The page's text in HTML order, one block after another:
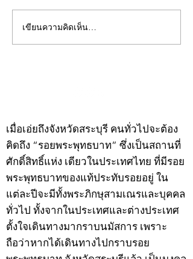
คอลัมน์"จับชีพจรวงการ
พระ"ประจำพุธที่ 29
เขียนความคิดเห็น…
เมื่อเอ่ยถึงจังหวัดสระบุรี คนทั่วไปจะต้อง
คิดถึง “รอยพระพุทธบาท” ซึ่งเป็นสถานที่
ศักดิ์สิทธิ์แห่ง เดียวในประเทศไทย ที่มีรอย
พระพุทธบาทของแท้ประทับรอยอยู่ ใน
แต่ละปีจะมีทั้งพระภิกษุสามเณรและบุคคล
ทั่วไป ทั้งจากในประเทศและต่างประเทศ
ตั้งใจเดินทางมากราบนมัสการ เพราะ
ถือว่าหากได้เดินทางไปกราบรอย